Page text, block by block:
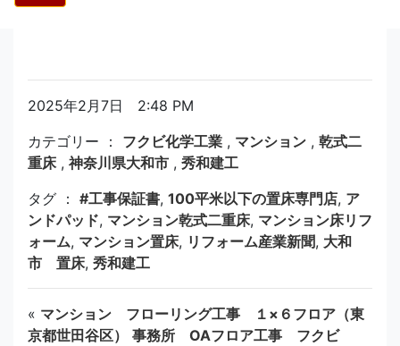
2025年2月7日 2:48 PM
カテゴリー ： フクビ化学工業 , マンション , 乾式二
重床, 神奈川県大和市 , 秀和建工
タグ ： #工事保証書, 100平米以下の置床専門店, ア
ンドパッド, マンション乾式二重床, マンション床リフ
ォーム, マンション置床, リフォーム産業新聞, 大和
市 置床, 秀和建工
« マンション フローリング工事 １×６フロア（東
京都世田谷区）
事務所 OAフロア工事 フクビ